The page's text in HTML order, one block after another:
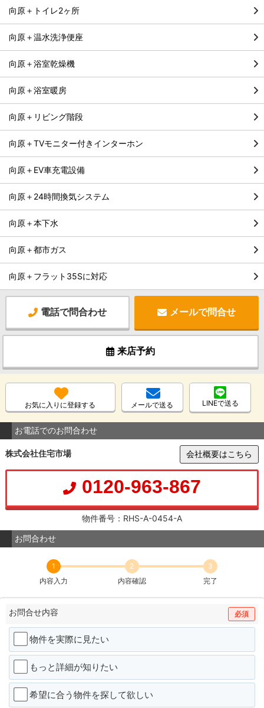
向原＋トイレ2ヶ所
向原＋温水洗浄便座
向原＋浴室乾燥機
向原＋浴室暖房
向原＋リビング階段
向原＋TVモニター付きインターホン
向原＋EV車充電設備
向原＋24時間換気システム
向原＋本下水
向原＋都市ガス
向原＋フラット35Sに対応
電話で問合わせ メールで問合せ
来店予約
お気に入りに登録する メールで送る LINEで送る
お電話でのお問合わせ
株式会社住宅市場 会社概要はこちら
0120-963-867
物件番号：RHS-A-0454-A
お問合わせ
1
内容入力
2
内容確認
3
完了
お問合せ内容 必須
物件を実際に見たい
もっと詳細が知りたい
希望に合う物件を探して欲しい